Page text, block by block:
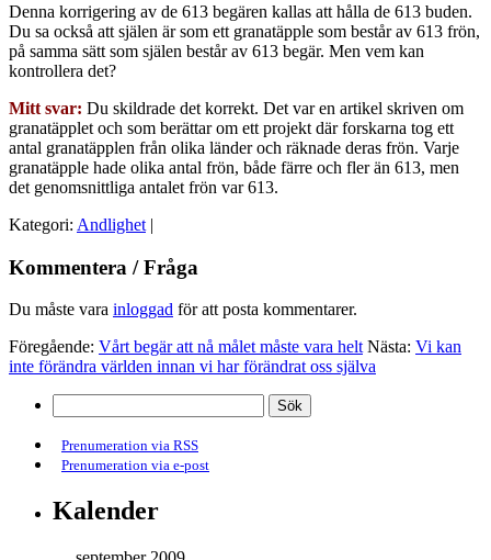
Denna korrigering av de 613 begären kallas att hålla de 613 buden.
Du sa också att själen är som ett granatäpple som består av 613 frön,
på samma sätt som själen består av 613 begär. Men vem kan
kontrollera det?
Mitt svar: Du skildrade det korrekt. Det var en artikel skriven om
granatäpplet och som berättar om ett projekt där forskarna tog ett
antal granatäpplen från olika länder och räknade deras frön. Varje
granatäpple hade olika antal frön, både färre och fler än 613, men
det genomsnittliga antalet frön var 613.
Kategori: Andlighet |
Kommentera / Fråga
Du måste vara inloggad för att posta kommentarer.
Föregående: Vårt begär att nå målet måste vara helt Nästa: Vi kan
inte förändra världen innan vi har förändrat oss själva
Prenumeration via RSS
Prenumeration via e-post
Kalender